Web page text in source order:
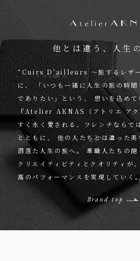
他とは違う、人生
“Cuirs D'ailleurs 〜旅するレザー
に、「いつも一緒に人生の旅の時間
でありたい」という、想いを込めて
『Atelier AKNAS（アトリエ アク
すく永く愛される、フレンチならで
とともに、他の人たちとは違った美
洒落た人生の旅へ。革職人たちの飽
クリエイティビティとクオリティが
高のパフォーマンスを実現していく
Brand top